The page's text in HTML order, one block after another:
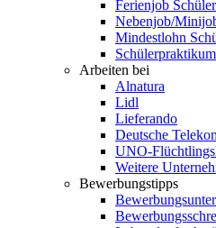
Ferienjob Schüler
Nebenjob/
Mindestlohn
Schülerpraktikum
Arbeiten bei
Alnatura
Lidl
Lieferando
Deutsche
UNO-
Weitere
Bewerbungstipps